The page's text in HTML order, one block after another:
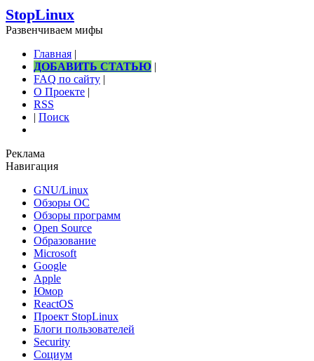
StopLinux
Развенчиваем мифы
Главная |
ДОБАВИТЬ СТАТЬЮ |
FAQ по сайту |
О Проекте |
RSS
| Поиск
Реклама
Навигация
GNU/Linux
Обзоры ОС
Обзоры программ
Open Source
Образование
Microsoft
Google
Apple
Юмор
ReactOS
Проект StopLinux
Блоги пользователей
Security
Социум